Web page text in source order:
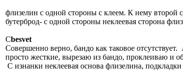
флизелин с одной стороны с клеем. К нему второй
бутерброд- с одной стороны неклеевая сторона
Сbesvet
Совершенно верно, бандо как таковое
просто жесткие, вырезаю из бандо, проклеиваю и
С изнанки неклеевая основа флизелина, подкладки